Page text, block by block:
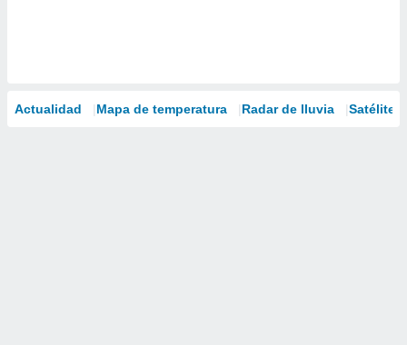
Actualidad Mapa de temperatura Radar de lluvia Satélites